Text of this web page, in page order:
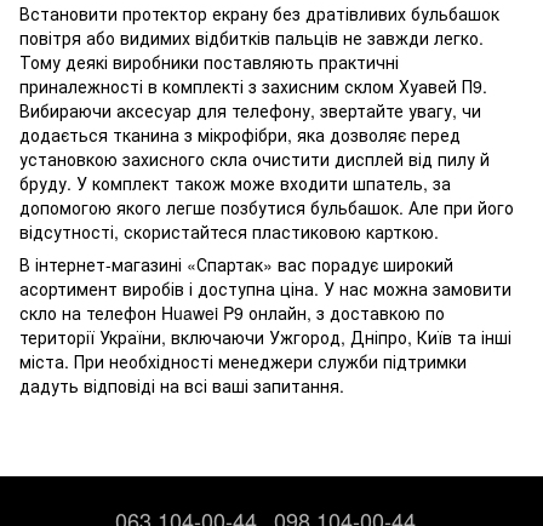
Встановити протектор екрану без дратівливих бульбашок
повітря або видимих ​​відбитків пальців не завжди легко.
Тому деякі виробники поставляють практичні
приналежності в комплекті з захисним склом Хуавей П9.
Вибираючи аксесуар для телефону, звертайте увагу, чи
додається тканина з мікрофібри, яка дозволяє перед
установкою захисного скла очистити дисплей від пилу й
бруду. У комплект також може входити шпатель, за
допомогою якого легше позбутися бульбашок. Але при його
відсутності, скористайтеся пластиковою карткою.
В інтернет-магазині «Спартак» вас порадує широкий
асортимент виробів і доступна ціна. У нас можна замовити
скло на телефон Huawei P9 онлайн, з доставкою по
території України, включаючи Ужгород, Дніпро, Київ та інші
міста. При необхідності менеджери служби підтримки
дадуть відповіді на всі ваші запитання.
063 104-00-44 098 104-00-44